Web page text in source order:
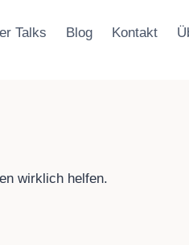
Talks Blog Kontakt
wirklich helfen.